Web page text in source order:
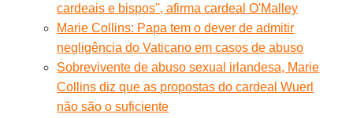
cardeais e bispos'', afirma cardeal O'Malley
Marie Collins: Papa tem o dever de admitir
negligência do Vaticano em casos de abuso
Sobrevivente de abuso sexual irlandesa, Marie
Collins diz que as propostas do cardeal Wuerl
não são o suficiente